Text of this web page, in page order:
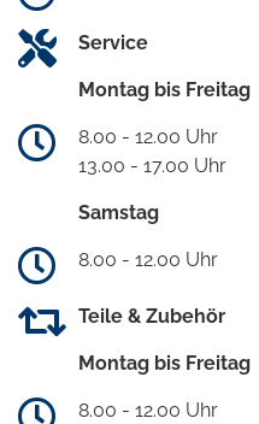
Service
Montag bis Freitag
8.00 - 12.00 Uhr
13.00 - 17.00 Uhr
Samstag
8.00 - 12.00 Uhr
Teile & Zubehör
Montag bis Freitag
8.00 - 12.00 Uhr